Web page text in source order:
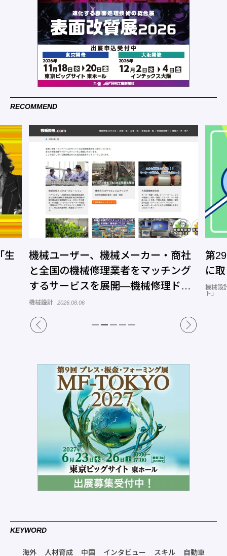
RECOMMEND
生
機械ユーザー、機械メーカー・商社
と全国の機械修理業者をマッチング
するサービスを展開―機械修理ドッ
トコム
機械設計 2026.08.06
第
に
機械設
ト」
KEYWORD
海外 人材育成 中国 インタビュー スキル 自動車